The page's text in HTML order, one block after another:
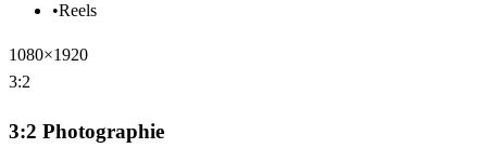
•Reels
1080×1920
3:2
3:2 Photographie